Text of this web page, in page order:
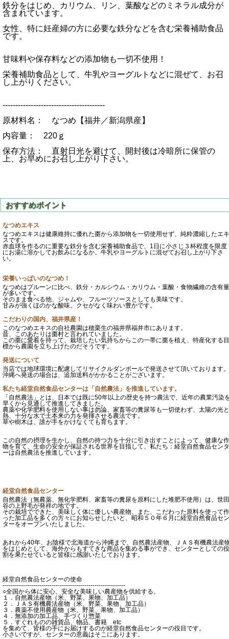
鉄分をはじめ、カリウム、リン、葉酸などのミネラル成分が
含まれています。
女性、特に妊産婦の方に必要な鉄分などを含む栄養補助食品
です。
甘味料や保存料などの添加物も一切不使用！
栄養補助食品として、牛乳やヨーグルトなどに混ぜて、お召
し上がりください。
----------------------------------------
原材料名： なつめ【福井／新潟県産】
内容量： 220ｇ
保存方法： 直射日光を避けて、開封後は冷暗所に保管の
上、お早めにお召し上がり下さい。
なつめエキス
なつめエキスは健康維持に優れた棗から添加物を一切使用せず、純粋濃縮したエキ
スです。
赤血球を作るのに重要な鉄分を含む栄養補助食品で、1日に小さじ３杯程度を限度
にお湯に溶かしてお飲みになるか、牛乳やヨーグルトに混ぜてお召し上がり下さ
い。
栄養いっぱいのなつめ！
なつめはプルーンに比べ、鉄分・カルシウム・カリウム・葉酸・食物繊維の含有量
が多いです。
そのまま食べる他、ジャムや、フルーツソースとしても美味です。
甘みが強くほのかな酸味。クセがなく味わい豊かです。
こだわりの国内、福井県産！
このなつめエキスの自社農園は穂栗生の福井県福井市にあります。
昔、このあたりは棗村と言われていました。
この棗に愛着を持って、栽培したい気持ちからこの一帯に棗を植え、特産化する目
標から農園を立ち上げたのだそうです。
発送について
当店では地球環境に配慮してリサイクルダンボールで発送させて頂いております。
沖縄へ発送の場合は、追加送料がかかることがございます。
私たち経堂自然食品センターは「自然農法」を推進しています。
「自然農法」とは、日本では既に50年以上の歴史を持つ農法で、近年の農業汚染
早くから見通して推進してきました。
農薬や化学肥料を使用しない事は勿論、家畜等の糞尿等も一切使わず、太陽の光と
熱、十分な水で土本来の力を発揮させる農法です。
草や樹木は、誰が手をかけなくても育ちます。
この自然の摂理を生かし、自然の持つ力を十分に引き出すことによって、健康な作
物を育て、生命の安全が保証される世界を目指して、私たち：経堂自然食品センタ
ーは自然農法を推進しています。
経堂自然食品センター
自然農法（無農薬、無化学肥料、家畜等の糞尿を原料にした堆肥不使用）は、世田
谷の上野毛が発祥の地です。
その栽培でできた、美味しく体に優しい農産物、また、こだわった原料を使って作
った加工品を多くの方々にお知らせしたいと、昭和５０年６月に経堂自然食品セン
ターをオープンいたしました。
あれから40年、お陰様で北海道から沖縄まで、自然農法産物、ＪＡＳ有機農法産
をはじめとして、海外からもすてきな商品を集める事ができ、センターとしての役
割を果たせていると皆様に感謝いたしております。
経堂自然食品センターの使命
------------------------------------------------------------
○全国から体に安心、安全な美味しい農産物を供給する。
１．自然農法産物（米、野菜、果物、加工品）
２．ＪＡＳ有機農法産物（米、野菜、果物、加工品）
３．農薬不使用農産物（米、野菜、果物、加工品）
４．無添加の加工品、手づくり惣菜
５．すぐれものの雑貨品、物品、書籍 etc
を集めて、皆様の手にお届けするのが経堂自然食品センターの役目です。
小さいですが、センターの意義はそこにあります。